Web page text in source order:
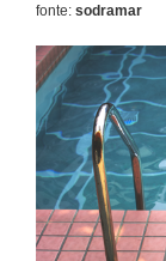
fonte: sodramar